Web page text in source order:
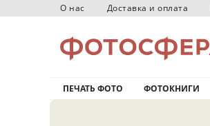
О нас Доставка и оплата
ПЕЧАТЬ ФОТО ФОТОКНИГИ